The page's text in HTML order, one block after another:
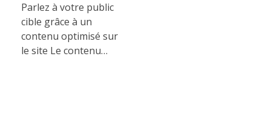
Parlez à votre public
cible grâce à un
contenu optimisé sur
le site Le contenu…